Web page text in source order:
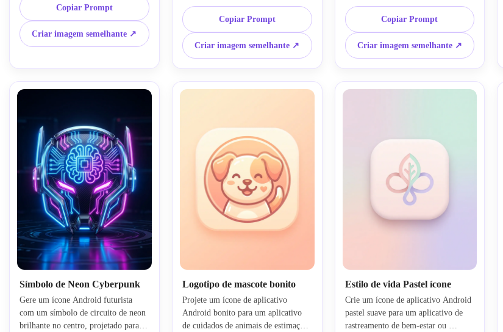
motivo quadrado em camadas. Use
princípios de design de material,
bordas nítidas, profundidade de
sombra sutil, espaçamento
ou cinza suave. Mantenha a paleta
azul, azul e branco, polido, mínimo e
Copiar Prompt
Criar imagem semelhante ↗
símbolo de faísca abstrato suave no
centro. Use composição quadrada
arredondada, gradientes suaves de
roxo a azul, destaques brilhantes,
espaço negativo limpo e branding
SaaS refinado. O clima deve ser
inovador, moderno, elegante e
Copiar Prompt
Criar imagem semelhante ↗
quadrado arredondado e um símbolo
de bolha de bate-papo central em
negrito. Adicione iluminação
reflexiva, sombras suaves, textura
plástica premium, tons vivos de coral
e azul e uma apresentação polida da
app-store. Mantenha o design simples
Copiar Prompt
Criar imagem semelhante ↗
Símbolo de Neon Cyberpunk
Gere um ícone Android futurista
com um símbolo de circuito de neon
brilhante no centro, projetado para
Logotipo de mascote bonito
Projete um ícone de aplicativo
Android bonito para um aplicativo
de cuidados de animais de estimação
Estilo de vida Pastel ícone
Crie um ícone de aplicativo Android
pastel suave para um aplicativo de
rastreamento de bem-estar ou